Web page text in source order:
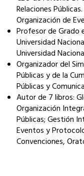
Relaciones
Organización de
Profesor de Grado
Universidad
Universidad
Organizador del
Públicas y de la
Públicas y
Autor de 7 libros:
Organización
Públicas; Gestión
Eventos y
Convenciones,